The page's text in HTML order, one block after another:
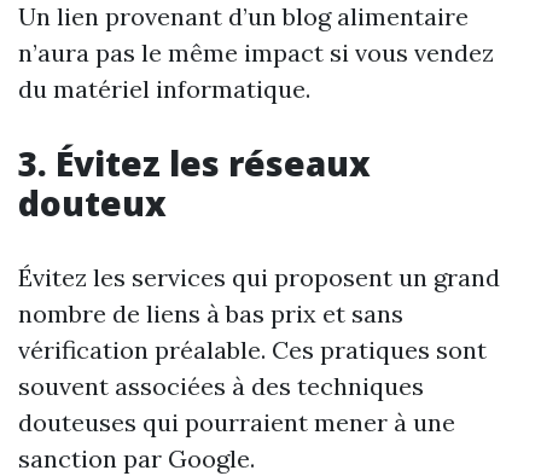
Un lien provenant d’un blog alimentaire
n’aura pas le même impact si vous vendez
du matériel informatique.
3. Évitez les réseaux
douteux
Évitez les services qui proposent un grand
nombre de liens à bas prix et sans
vérification préalable. Ces pratiques sont
souvent associées à des techniques
douteuses qui pourraient mener à une
sanction par Google.